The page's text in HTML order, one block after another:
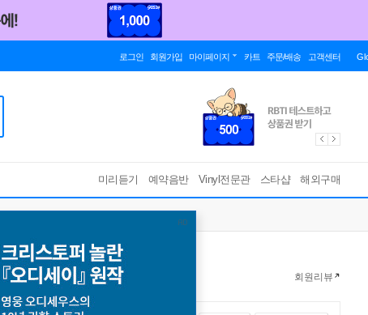
로그인 회원가입 마이페이지 카트 주문/배송 고객센터
미리듣기 예약음반 Vinyl전문관 스타샵 해외구매
회원리뷰